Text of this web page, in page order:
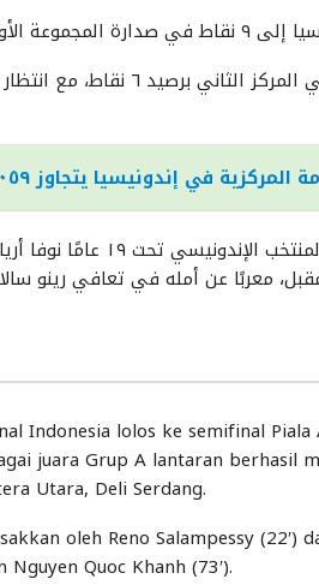
إلى نصف النهائي.
في المقابل، حلّت فيتنام
في إندونيسيا يتجاوز ١٠٥٩ تريليون روبية في ٢٠٢٦
وعقب المباراة، قال
معربًا عن أمله في تعافي رينو
Indonesia lolos ke semifinal Piala
juara Grup A lantaran berhasil
Utara, Deli Serdang.
oleh Reno Salampessy (22′)
Quoc Khanh (73′).